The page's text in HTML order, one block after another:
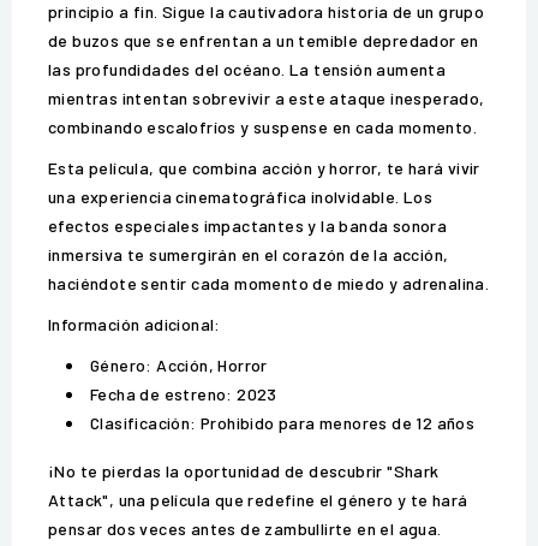
principio a fin. Sigue la cautivadora historia de un grupo
de buzos que se enfrentan a un temible depredador en
las profundidades del océano. La tensión aumenta
mientras intentan sobrevivir a este ataque inesperado,
combinando escalofríos y suspense en cada momento.
Esta película, que combina acción y horror, te hará vivir
una experiencia cinematográfica inolvidable. Los
efectos especiales impactantes y la banda sonora
inmersiva te sumergirán en el corazón de la acción,
haciéndote sentir cada momento de miedo y adrenalina.
Información adicional:
Género: Acción, Horror
Fecha de estreno: 2023
Clasificación: Prohibido para menores de 12 años
¡No te pierdas la oportunidad de descubrir "Shark
Attack", una película que redefine el género y te hará
pensar dos veces antes de zambullirte en el agua.